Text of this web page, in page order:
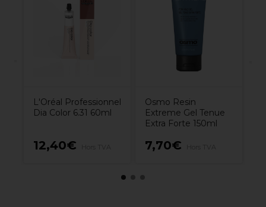
L'Oréal Professionnel
Dia Color 6.31 60ml
12,40€
Osmo Resin
Extreme Gel Tenue
Extra Forte 150ml
7,70€